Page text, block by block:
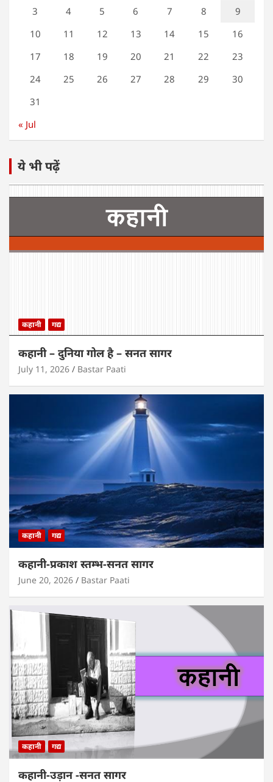
3
4 5 6 7 8
9
10
11 12 13 14 15
16
17
18 19 20 21 22
23
24
25 26 27 28 29
30
31
« Jul
ये भी पढ़ें
कहानी गद्य
कहानी – दुनिया गोल है – सनत सागर
July 11, 2026 Bastar Paati
कहानी गद्य
कहानी-प्रकाश स्तम्भ-सनत सागर
June 20, 2026 Bastar Paati
कहानी गद्य
कहानी-उड़ान -सनत सागर